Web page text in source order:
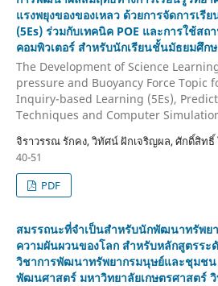
แรงพยุงของของเหลว ด้วยการจัดการเรี
(5Es) ร่วมกับเทคนิค POE และการใช้ส
คอมพิวเตอร์ สำหรับนักเรียนชั้นมัธยมศึก
The Development of Science
pressure and Buoyancy Force Topic
Inquiry-based Learning (5Es),
Techniques and Computer
จิราวรรณ รักคง, วิทัศน์ ฝักเจริญผล, ศักดิ์สิทธิ์
40-51
PDF
สมรรถนะที่จำเป็นสำหรับนักพัฒนาทรัพ
ความผันผวนของโลก สำหรับหลักสูตรร
วิชาการพัฒนาทรัพยากรมนุษย์และชุมช
พัฒนศาสตร์ มหาวิทยาลัยเกษตรศาสตร์